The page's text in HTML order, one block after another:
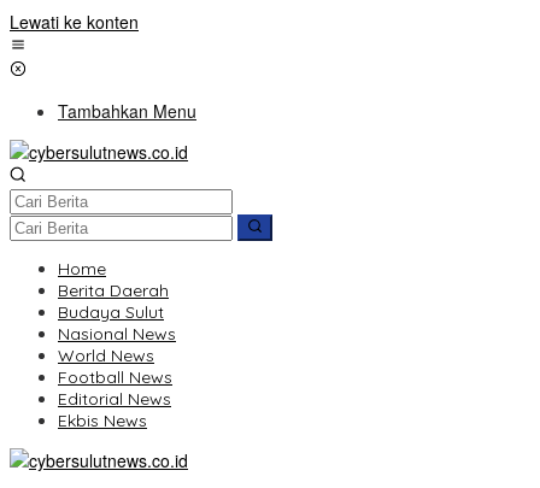
Lewati ke konten
Tambahkan Menu
Home
Berita Daerah
Budaya Sulut
Nasional News
World News
Football News
Editorial News
Ekbis News